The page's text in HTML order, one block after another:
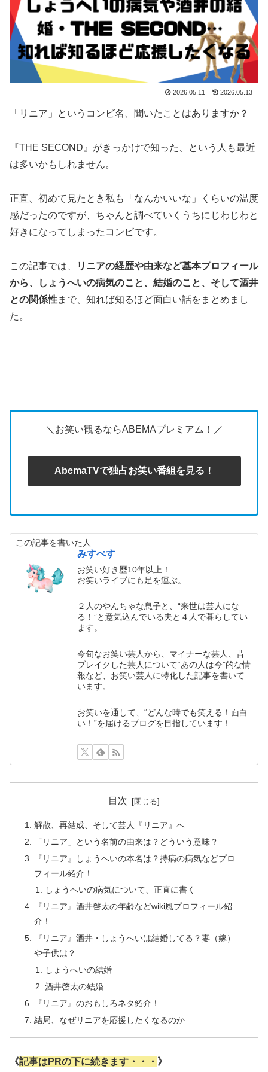
2026.05.11 2026.05.13
「リニア」というコンビ名、聞いたことはありますか？
『THE SECOND』がきっかけで知った、という人も最近
は多いかもしれません。
正直、初めて見たとき私も「なんかいいな」くらいの温度
感だったのですが、ちゃんと調べていくうちにじわじわと
好きになってしまったコンビです。
この記事では、
リニアの経歴や由来など基本プロフィール
から、しょうへいの病気のこと、結婚のこと、そして酒井
との関係性まで、知れば知るほど面白い話をまとめまし
た。
＼お笑い観るならABEMAプレミアム！／
AbemaTVで独占お笑い番組を見る！
この記事を書いた人
みすぺす
お笑い好き歴10年以上！
お笑いライブにも足を運ぶ。
２人のやんちゃな息子と、“来世は芸人にな
る！”と意気込んでいる夫と４人で暮らしてい
ます。
今旬なお笑い芸人から、マイナーな芸人、昔
ブレイクした芸人について“あの人は今”的な情
報など、お笑い芸人に特化した記事を書いて
います。
お笑いを通して、“どんな時でも笑える！面白
い！”を届けるブログを目指しています！
目次
解散、再結成、そして芸人『リニア』へ
「リニア」という名前の由来は？どういう意味？
『リニア』しょうへいの本名は？持病の病気などプロ
フィール紹介！
しょうへいの病気について、正直に書く
『リニア』酒井啓太の年齢などwiki風プロフィール紹
介！
『リニア』酒井・しょうへいは結婚してる？妻（嫁）
や子供は？
しょうへいの結婚
酒井啓太の結婚
『リニア』のおもしろネタ紹介！
結局、なぜリニアを応援したくなるのか
《記事はPRの下に続きます・・・ 》